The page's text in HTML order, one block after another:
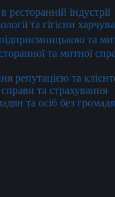
індустрії
та гігієни
та
та митної
репутацією та
та страхування
та осіб без